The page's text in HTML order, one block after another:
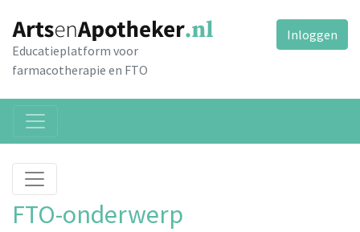
Educatieplatform voor
farmacotherapie en FTO
Inloggen
FTO-onderwerp